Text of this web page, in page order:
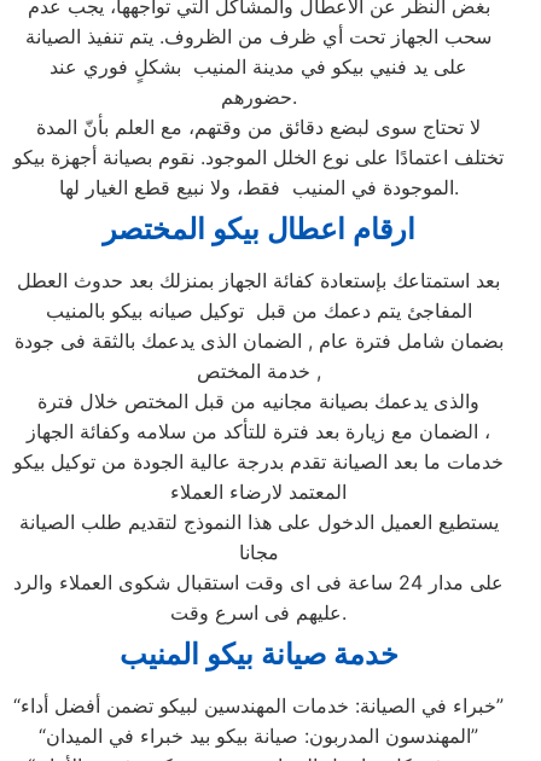
بغض النظر عن الأعطال والمشاكل التي تواجهها، يجب عدم
سحب الجهاز تحت أي ظرف من الظروف. يتم تنفيذ الصيانة
على يد فنيي بيكو في مدينة المنيب بشكلٍ فوري عند
حضورهم.
لا تحتاج سوى لبضع دقائق من وقتهم، مع العلم بأنّ المدة
تختلف اعتمادًا على نوع الخلل الموجود. نقوم بصيانة أجهزة بيكو
الموجودة في المنيب فقط، ولا نبيع قطع الغيار لها.
ارقام اعطال بيكو المختصر
بعد استمتاعك بإستعادة كفائة الجهاز بمنزلك بعد حدوث العطل
المفاجئ يتم دعمك من قبل توكيل صيانه بيكو بالمنيب
بضمان شامل فترة عام , الضمان الذى يدعمك بالثقة فى جودة
خدمة المختص ,
والذى يدعمك بصيانة مجانيه من قبل المختص خلال فترة
الضمان مع زيارة بعد فترة للتأكد من سلامه وكفائة الجهاز ،
خدمات ما بعد الصيانة تقدم بدرجة عالية الجودة من توكيل بيكو
المعتمد لارضاء العملاء
يستطيع العميل الدخول على هذا النموذج لتقديم طلب الصيانة
مجانا
على مدار 24 ساعة فى اى وقت استقبال شكوى العملاء والرد
عليهم فى اسرع وقت.
خدمة صيانة بيكو المنيب
“خبراء في الصيانة: خدمات المهندسين لبيكو تضمن أفضل أداء”
“المهندسون المدربون: صيانة بيكو بيد خبراء في الميدان”